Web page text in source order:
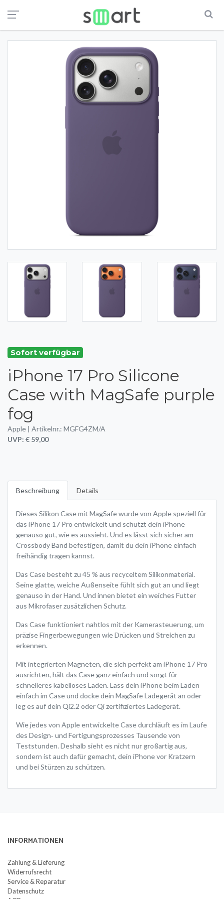
Sofort verfügbar
iPhone 17 Pro Silicone
Case with MagSafe purple
fog
Apple | Artikelnr.: MGFG4ZM/A
UVP: € 59,00
Beschreibung Details
Dieses Silikon Case mit MagSafe wurde von Apple speziell für
das iPhone 17 Pro entwickelt und schützt dein iPhone
genauso gut, wie es aussieht. Und es lässt sich sicher am
Crossbody Band befestigen, damit du dein iPhone einfach
freihändig tragen kannst.
Das Case besteht zu 45 % aus recyceltem Silikon­material.
Seine glatte, weiche Außenseite fühlt sich gut an und liegt
genauso in der Hand. Und innen bietet ein weiches Futter
aus Mikrofaser zusätzlichen Schutz.
Das Case funktioniert nahtlos mit der Kamera­steuerung, um
präzise Finger­bewegungen wie Drücken und Streichen zu
erkennen.
Mit integrierten Magneten, die sich perfekt am iPhone 17 Pro
ausrichten, hält das Case ganz einfach und sorgt für
schnelleres kabel­loses Laden. Lass dein iPhone beim Laden
einfach im Case und docke dein MagSafe Ladegerät an oder
leg es auf dein Qi2.2 oder Qi zertifiziertes Ladegerät.
Wie jedes von Apple entwickelte Case durchläuft es im Laufe
des Design‑ und Fertigungs­prozesses Tausende von
Teststunden. Deshalb sieht es nicht nur großartig aus,
sondern ist auch dafür gemacht, dein iPhone vor Kratzern
und bei Stürzen zu schützen.
INFORMATIONEN
Zahlung & Lieferung
Widerrufsrecht
Service & Reparatur
Datenschutz